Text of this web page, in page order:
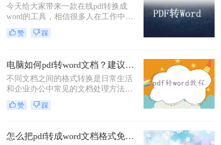
今天给大家带来一款在线pdf转换成
word的工具，相信很多人在工作中都
会遇到格式转换的问题，不知道你是
否也为此苦恼过呢？如果还不知道怎
能。下面就来给大家详细讲讲在线pdf
怎么转换成word的方法吧。
赞 踩
电脑如何pdf转word文档？建议收藏这二种转换方法！
不同文档之间的格式转换是日常生活
和企业办公中常见的文档处理方法。
现在越来越多的PDF文档被用于办
公，这并不奇怪，因为PDF文件在传
响，所以很多人喜欢以PDF格式发送
文件。但这种格式只能阅读，不能修
赞 踩
怎么把pdf转成word文档格式免费？分享三个实用的方法！